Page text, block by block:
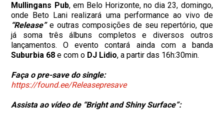
Mullingans Pub, em Belo Horizonte, no dia 23, domingo,
onde Beto Lani realizará uma performance ao vivo de
“Release”e outras composições de seu repertório, que
já soma três álbuns completos e diversos outros
lançamentos. O evento contará ainda com a banda
Suburbia 68e com o DJ Lidio, a partir das 16h:30min.
Faça o pre-save do single:
https://found.ee/Releasepresave
Assista ao vídeo de “Bright and Shiny Surface”: